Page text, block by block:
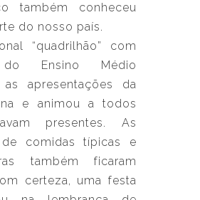
também conheceu
do nosso país.
“quadrilhão” com
Ensino Médio
as apresentações da
e animou a todos
presentes. As
de comidas típicas e
também ficaram
certeza, uma festa